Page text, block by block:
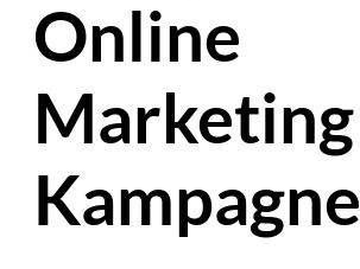
Online
Marketing
Kampagne